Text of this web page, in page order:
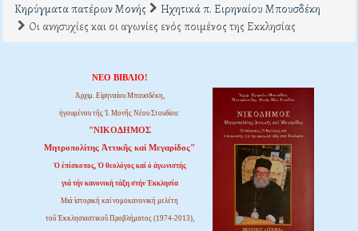
Κηρύγματα πατέρων Μονής
Ηχητικά π. Ειρηναίου Μπουσδέκη
Οι ανησυχίες και οι αγωνίες ενός ποιμένος της Εκκλησίας
ΝΕΟ ΒΙΒΛΙΟ!
Ἀρχιμ. Εἰρηναίου Μπουσδέκη,
ἡγουμένου τῆς Ἱ. Μονῆς Νέου Στουδίου:
"ΝΙΚΟΔΗΜΟΣ
Μητροπολίτης Ἀττικῆς καί Μεγαρίδος"
Ὁ ἐπίσκοπος, Ὁ θεολόγος καί ὁ ἀγωνιστής
γιά τήν κανονική τάξη στήν Ἐκκλησία
Μιά ἱστορική καί νομοκανονική μελέτη
τοῦ Ἐκκλησιαστικοῦ Προβλήματος (1974-2013),